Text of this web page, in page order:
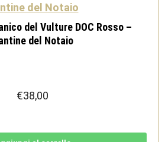
del Notaio
del Vulture DOC Rosso –
del Notaio
€38,00